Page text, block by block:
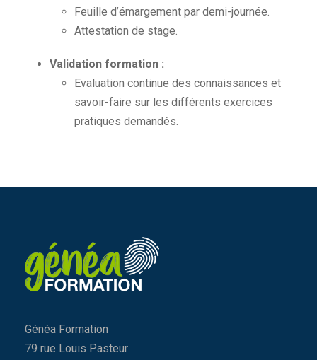
Feuille d’émargement par demi-journée.
Attestation de stage.
Validation formation :
Evaluation continue des connaissances et
savoir-faire sur les différents exercices
pratiques demandés.
Généa Formation
79 rue Louis Pasteur